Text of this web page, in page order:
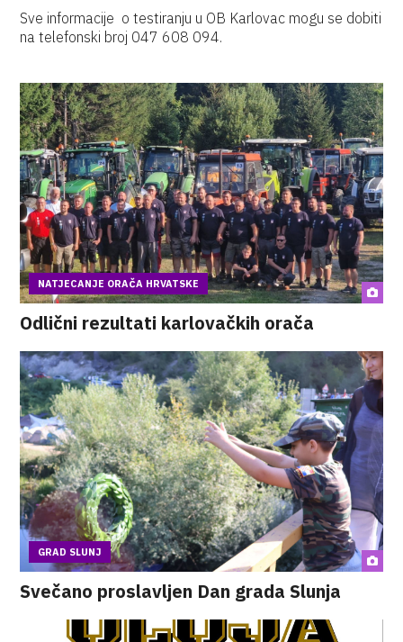
Sve informacije o testiranju u OB Karlovac mogu se dobiti
na telefonski broj 047 608 094.
NATJECANJE ORAČA HRVATSKE
Odlični rezultati karlovačkih orača
GRAD SLUNJ
Svečano proslavljen Dan grada Slunja